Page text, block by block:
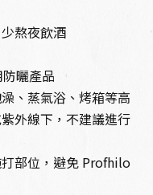
熬夜飲酒
曬產品
、蒸氣浴、烤箱等高
外線下，不建議進行
部位，避免 Profhilo